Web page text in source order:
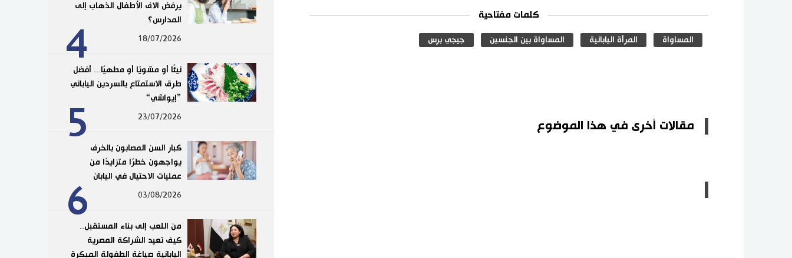
كلمات مفتاحية
المساواة المرأة اليابانية المساواة بين الجنسين جيجي برس
مقالات أخرى في هذا الموضوع
4
يرفض آلاف الأطفال الذهاب إلى
المدارس؟
18/07/2026
5
نيئًا أو مشويًا أو مطهيًا... أفضل
طرق الاستمتاع بالسردين الياباني
”إيواشي“
23/07/2026
6
كبار السن المصابون بالخرف
يواجهون خطرًا متزايدًا من
عمليات الاحتيال في اليابان
03/08/2026
من اللعب إلى بناء المستقبل..
كيف تعيد الشراكة المصرية
اليابانية صياغة الطفولة المبكرة